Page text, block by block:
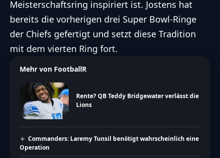
Meisterschaftsring inspiriert ist. Jostens hat
bereits die vorherigen drei Super Bowl-Ringe
der Chiefs gefertigt und setzt diese Tradition
mit dem vierten Ring fort.
Mehr von FootballR
Rente? QB Teddy Bridgewater verlässt die
Lions
Commanders: Laremy Tunsil benötigt wahrscheinlich eine
Operation